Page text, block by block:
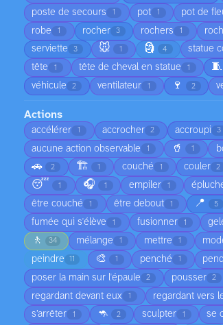
poste de secours 1 pot 1 pot de
robe 1 rocher 3 rochers 1
serviette 3 🐭 1 🗿 4 statue
tête 1 tête de cheval en statue 1 🧵
véhicule 2 ventilateur 1 🍷 2
Actions
accélérer 1 accrocher 2 accroupi 3
aucune action observable 1 🥤 1
🚗 2 🏗️ 1 couché 1 couler 2
😴 1 🎧 1 empiler 1
être couché 1 être debout 1 📍 5
fumée qui s'élève 1 fusionner 1
🚶 34 mélange 1 mettre 1
peindre 11 🎨 1 penché 1
poser la main sur l'épaule 2 pousser 2
regardant devant eux 1 regardant vers
s’arrêter 1 🦘 2 sculpter 1 se